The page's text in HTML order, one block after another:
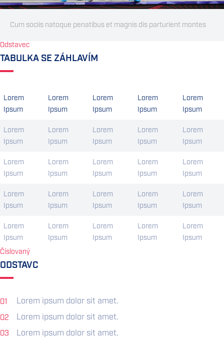
Cum sociis natoque penatibus et magnis dis parturient montes
Odstavec
TABULKA SE ZÁHLAVÍM
Lorem
Ipsum
Lorem
Ipsum
Lorem
Ipsum
Lorem
Ipsum
Lorem
Ipsum
Lorem
Ipsum
Lorem
Ipsum
Lorem
Ipsum
Lorem
Ipsum
Lorem
Ipsum
Lorem
Ipsum
Lorem
Ipsum
Lorem
Ipsum
Lorem
Ipsum
Lorem
Ipsum
Lorem
Ipsum
Lorem
Ipsum
Lorem
Ipsum
Lorem
Ipsum
Lorem
Ipsum
Lorem
Ipsum
Lorem
Ipsum
Lorem
Ipsum
Lorem
Ipsum
Lorem
Ipsum
Číslovaný
ODSTAVC
Lorem ipsum dolor sit amet.
Lorem ipsum dolor sit amet.
Lorem ipsum dolor sit amet.